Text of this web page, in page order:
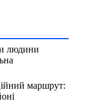
людини
маршрут: